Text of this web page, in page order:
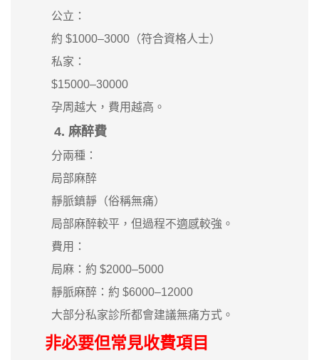
公立：
約 $1000–3000（符合資格人士）
私家：
$15000–30000
孕周越大，費用越高。
4. 麻醉費
分兩種：
局部麻醉
靜脈鎮靜（俗稱無痛）
局部麻醉較平，但過程不適感較強。
費用：
局麻：約 $2000–5000
靜脈麻醉：約 $6000–12000
大部分私家診所都會建議無痛方式。
非必要但常見收費項目